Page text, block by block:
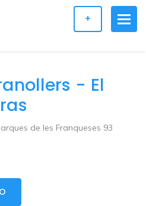
+
- El
de les Franqueses 93